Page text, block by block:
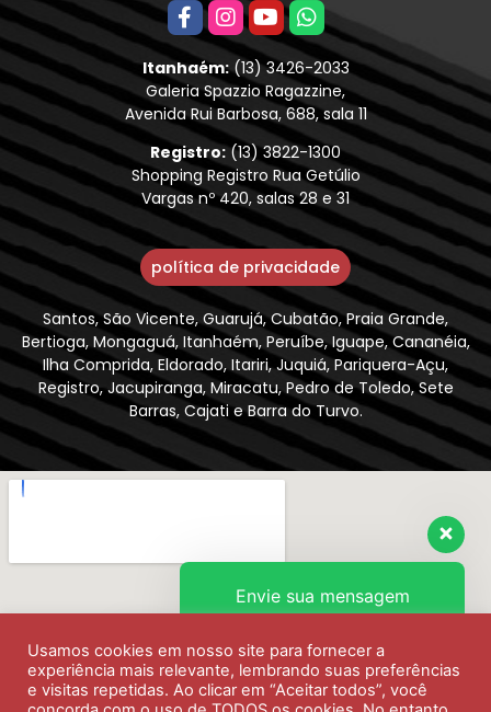
Itanhaém:(13) 3426-2033
Galeria Spazzio Ragazzine,
Avenida Rui Barbosa, 688, sala 11
Registro:(13) 3822-1300
Shopping Registro Rua Getúlio
Vargas nº 420, salas 28 e 31
política de privacidade
Santos, São Vicente, Guarujá, Cubatão, Praia Grande,
Bertioga, Mongaguá, Itanhaém, Peruíbe, Iguape, Cananéia,
Ilha Comprida, Eldorado, Itariri, Juquiá, Pariquera-Açu,
Registro, Jacupiranga, Miracatu, Pedro de Toledo, Sete
Barras, Cajati e Barra do Turvo.
Usamos cookies em nosso site para fornecer a
experiência mais relevante, lembrando suas preferências
e visitas repetidas. Ao clicar em “Aceitar todos”, você
Envie sua mensagem
Olá, como podemos ajudar?